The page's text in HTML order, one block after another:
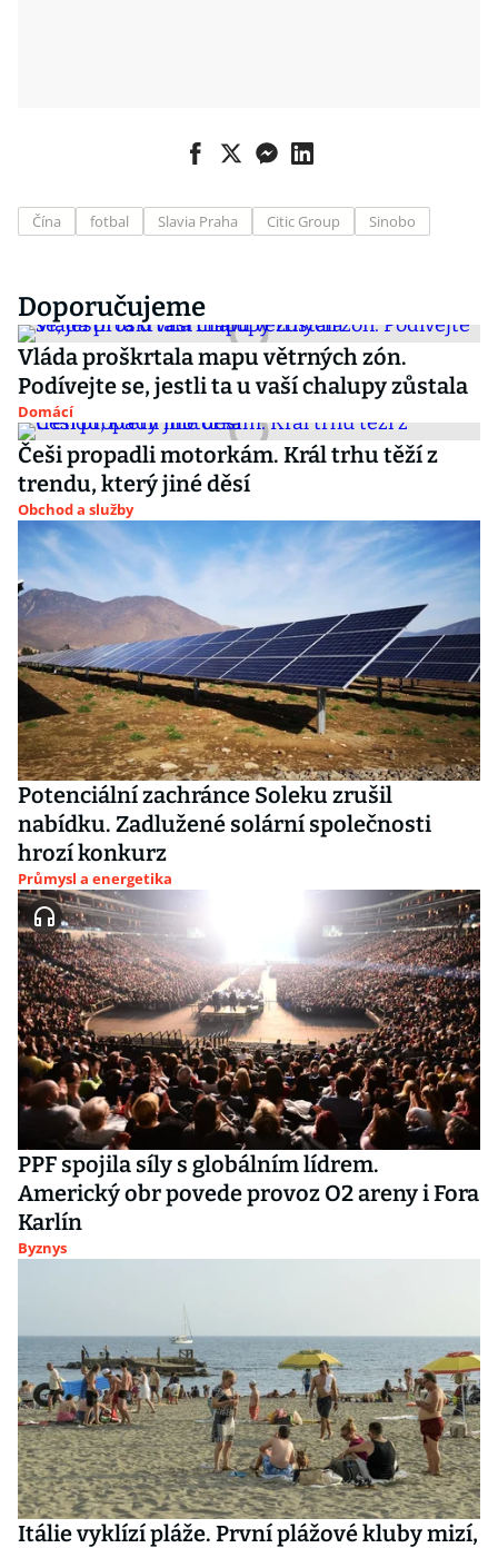
Čína fotbal Slavia Praha Citic Group Sinobo
Doporučujeme
Vláda proškrtala mapu větrných zón.
Podívejte se, jestli ta u vaší chalupy zůstala
Domácí
Češi propadli motorkám. Král trhu těží z
trendu, který jiné děsí
Obchod a služby
Potenciální zachránce Soleku zrušil
nabídku. Zadlužené solární společnosti
hrozí konkurz
Průmysl a energetika
PPF spojila síly s globálním lídrem.
Americký obr povede provoz O2 areny i Fora
Karlín
Byznys
Itálie vyklízí pláže. První plážové kluby mizí,